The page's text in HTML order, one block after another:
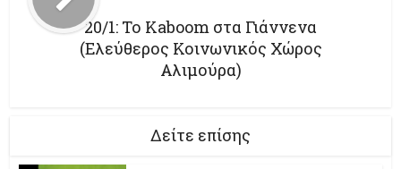
20/1: Το Kaboom στα Γιάννενα
(Ελεύθερος Κοινωνικός Χώρος
Αλιμούρα)
Δείτε επίσης